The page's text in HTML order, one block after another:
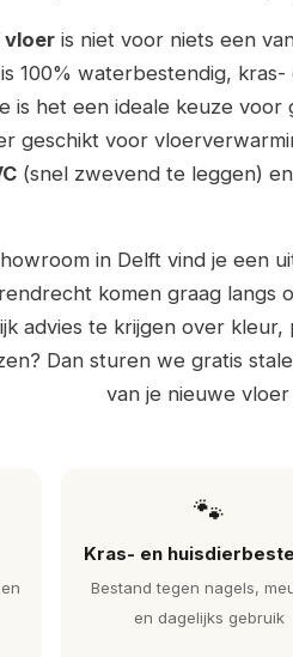
vloer is niet voor niets een
is 100% waterbestendig,
is het een ideale keuze
geschikt voor
(snel zwevend te leggen) en
in Delft vind je een
komen graag langs
advies te krijgen over
Dan sturen we gratis
van je nieuwe
🐾
Kras- en
Bestand tegen nagels,
en dagelijks gebruik